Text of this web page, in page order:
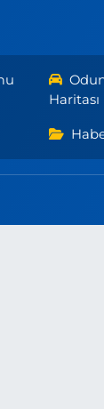
Haritası